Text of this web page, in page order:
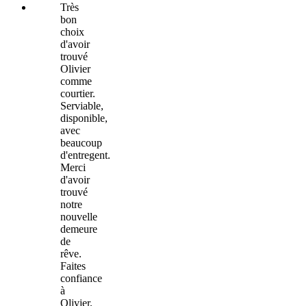
Très
bon
choix
d'avoir
trouvé
Olivier
comme
courtier.
Serviable,
disponible,
avec
beaucoup
d'entregent.
Merci
d'avoir
trouvé
notre
nouvelle
demeure
de
rêve.
Faites
confiance
à
Olivier,